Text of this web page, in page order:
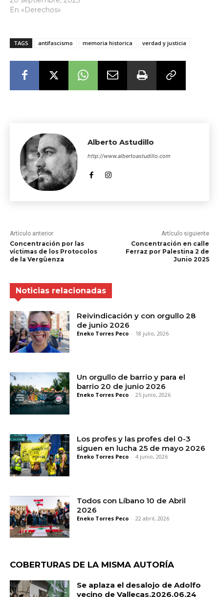
En «Derechos»
TAGS antifascismo memoria historica verdad y justicia
Alberto Astudillo
http://www.albertoastudillo.com
Artículo anterior
Concentración por las
víctimas de los Protocolos
de la Vergüenza
Artículo siguiente
Concentración en calle
Ferraz por Palestina 2 de
Junio 2025
Noticias relacionadas
Reivindicación y con orgullo 28
de junio 2026
Eneko Torres Peco - 18 julio, 2026
Un orgullo de barrio y para el
barrio 20 de junio 2026
Eneko Torres Peco - 25 junio, 2026
Los profes y las profes del 0-3
siguen en lucha 25 de mayo 2026
Eneko Torres Peco - 4 junio, 2026
Todos con Líbano 10 de Abril
2026
Eneko Torres Peco - 22 abril, 2026
COBERTURAS DE LA MISMA AUTORÍA
Se aplaza el desalojo de Adolfo
vecino de Vallecas.2026.06.24